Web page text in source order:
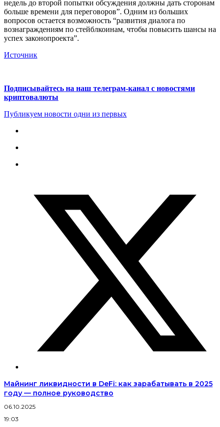
недель до второй попытки обсуждения должны дать сторонам
больше времени для переговоров”. Одним из больших
вопросов остается возможность “развития диалога по
вознаграждениям по стейблкоинам, чтобы повысить шансы на
успех законопроекта”.
Источник
Подписывайтесь на наш телеграм-канал с новостями
криптовалюты
Публикуем новости одни из первых
Майнинг ликвидности в DeFi: как зарабатывать в 2025
году — полное руководство
06.10.2025
19:03